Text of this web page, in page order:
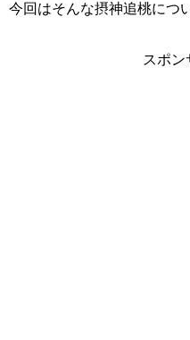
今回はそんな摂神追桃につ
スポン